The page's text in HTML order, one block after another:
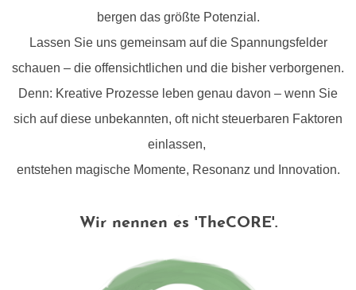
bergen das größte Potenzial.
Lassen Sie uns gemeinsam auf die Spannungsfelder
schauen – die offensichtlichen und die bisher verborgenen.
Denn: Kreative Prozesse leben genau davon – wenn Sie
sich auf diese unbekannten, oft nicht steuerbaren Faktoren
einlassen,
entstehen magische Momente, Resonanz und Innovation.
Wir nennen es 'TheCORE'.